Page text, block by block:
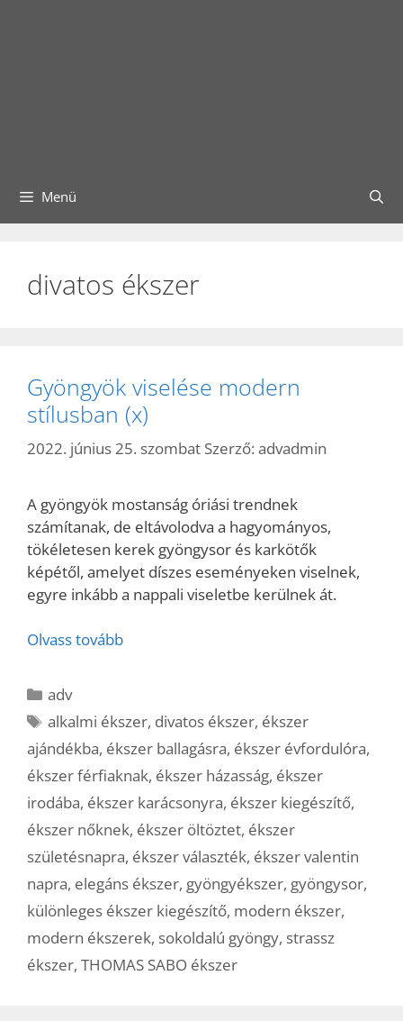
Menü
divatos ékszer
Gyöngyök viselése modern
stílusban (x)
2022. június 25. szombat Szerző: advadmin
A gyöngyök mostanság óriási trendnek
számítanak, de eltávolodva a hagyományos,
tökéletesen kerek gyöngysor és karkötők
képétől, amelyet díszes eseményeken viselnek,
egyre inkább a nappali viseletbe kerülnek át.
Olvass tovább
Kategória
adv
Címkék
alkalmi ékszer, divatos ékszer, ékszer
ajándékba, ékszer ballagásra, ékszer évfordulóra,
ékszer férfiaknak, ékszer házasság, ékszer
irodába, ékszer karácsonyra, ékszer kiegészítő,
ékszer nőknek, ékszer öltöztet, ékszer
születésnapra, ékszer választék, ékszer valentin
napra, elegáns ékszer, gyöngyékszer, gyöngysor,
különleges ékszer kiegészítő, modern ékszer,
modern ékszerek, sokoldalú gyöngy, strassz
ékszer, THOMAS SABO ékszer